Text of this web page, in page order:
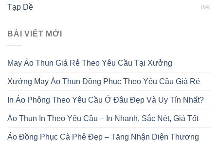
Tạp Dề (64)
BÀI VIẾT MỚI
May Áo Thun Giá Rẻ Theo Yêu Cầu Tại Xưởng
Xưởng May Áo Thun Đồng Phục Theo Yêu Cầu Giá Rẻ
In Áo Phông Theo Yêu Cầu Ở Đâu Đẹp Và Uy Tín Nhất?
Áo Thun In Theo Yêu Cầu – In Nhanh, Sắc Nét, Giá Tốt
Áo Đồng Phục Cà Phê Đẹp – Tăng Nhận Diện Thương